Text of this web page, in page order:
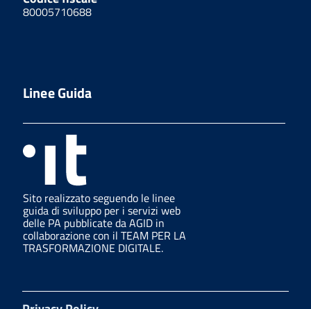
80005710688
Linee Guida
Sito realizzato seguendo le linee
guida di sviluppo per i servizi web
delle PA pubblicate da AGID in
collaborazione con il TEAM PER LA
TRASFORMAZIONE DIGITALE.